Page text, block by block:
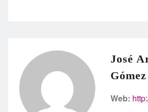
José
Gómez
Web: